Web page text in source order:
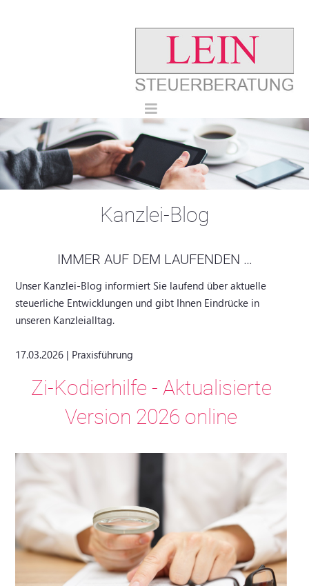
Kanzlei-Blog
IMMER AUF DEM LAUFENDEN …
Unser Kanzlei-Blog informiert Sie laufend über aktuelle
steuerliche Entwicklungen und gibt Ihnen Eindrücke in
unseren Kanzleialltag.
17.03.2026 | Praxisführung
Zi-Kodierhilfe - Aktualisierte
Version 2026 online